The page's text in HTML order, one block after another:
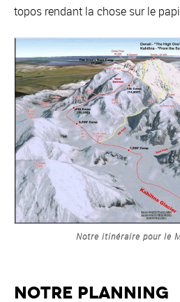
topos rendant la chose sur le
Notre itinéraire pour le
notre planning